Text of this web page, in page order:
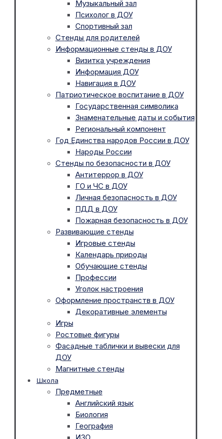
Музыкальный зал
Психолог в ДОУ
Спортивный зал
Стенды для родителей
Информационные стенды в ДОУ
Визитка учреждения
Информация ДОУ
Навигация в ДОУ
Патриотическое воспитание в ДОУ
Государственная символика
Знаменательные даты и события
Региональный компонент
Год Единства народов России в ДОУ
Народы России
Стенды по безопасности в ДОУ
Антитеррор в ДОУ
ГО и ЧС в ДОУ
Личная безопасность в ДОУ
ПДД в ДОУ
Пожарная безопасность в ДОУ
Развивающие стенды
Игровые стенды
Календарь природы
Обучающие стенды
Профессии
Уголок настроения
Оформление пространств в ДОУ
Декоративные элементы
Игры
Ростовые фигуры
Фасадные таблички и вывески для
ДОУ
Магнитные стенды
Школа
Предметные
Английский язык
Биология
География